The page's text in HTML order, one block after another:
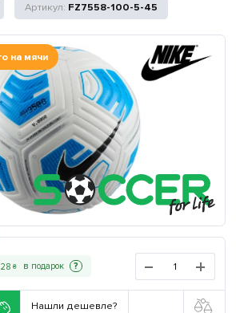
FZ7558-100-5-45
на мячи
28 ₴ ?
Нашли дешевле?